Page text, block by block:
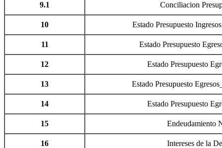
9.1 Conciliacion
10 Estado Presupuesto
11 Estado Presupuesto
12 Estado Presupuesto
13 Estado Presupuesto
14 Estado Presupuesto
15 Endeudamiento
16 Intereses de la